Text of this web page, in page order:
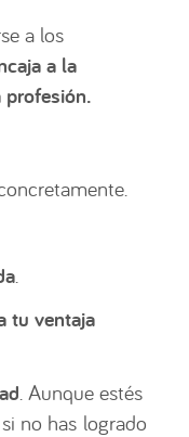
a los
a la
profesión.
tu ventaja
. Aunque estés
no has logrado